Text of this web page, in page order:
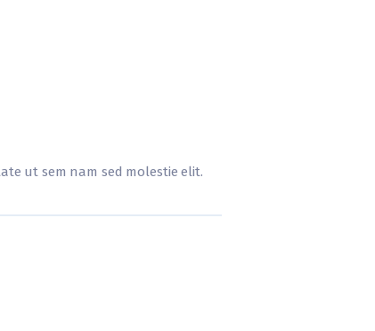
ut sem nam sed molestie elit.